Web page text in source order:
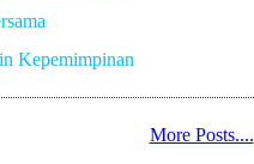
Kepemimpinan
More Posts....